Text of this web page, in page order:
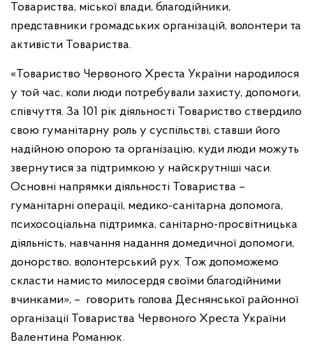
Товариства, міської влади, благодійники,
представники громадських організацій, волонтери та
активісти Товариства.
«Товариство Червоного Хреста України народилося
у той час, коли люди потребували захисту, допомоги,
співчуття. За 101 рік діяльності Товариство ствердило
свою гуманітарну роль у суспільстві, ставши його
надійною опорою та організацію, куди люди можуть
звернутися за підтримкою у найскрутніші часи.
Основні напрямки діяльності Товариства –
гуманітарні операції, медико-санітарна допомога,
психосоціальна підтримка, санітарно-просвітницька
діяльність, навчання надання домедичної допомоги,
донорство, волонтерський рух. Тож допоможемо
скласти намисто милосердя своїми благодійними
вчинками», – говорить голова Деснянської районної
організації Товариства Червоного Хреста України
Валентина Романюк.